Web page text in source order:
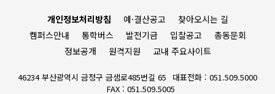
개인정보처리방침 예·결산공고
찾아오시는 길
캠퍼스안내
통학버스 발전기금 입찰공고
총동문회
정보공개
원격지원 교내 주요사이트
46234 부산광역시 금정구 금샘로485번길 65
대표전화 : 051.509.5000
FAX : 051.509.5005